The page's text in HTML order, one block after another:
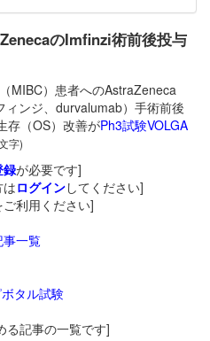
のImfinzi術前後投与
MIBC）患者へのAstraZeneca
ィンジ、durvalumab）手術前後
存（OS）改善がPh3試験VOLGA
字)
録が必要です]
ログインしてください]
ご利用ください]
一覧
タル試験
る記事の一覧です]